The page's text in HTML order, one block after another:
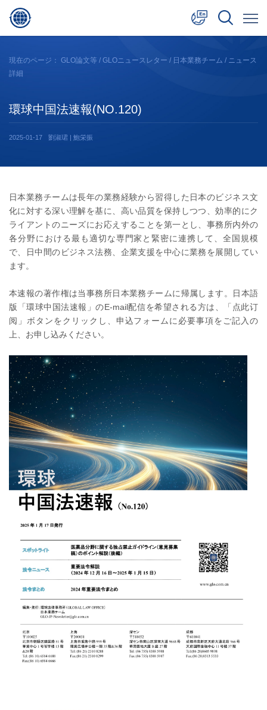
現在のページ： GLO論文等 / GLOニュースレター / 日本業務チーム / ニュース
詳細
環球中国法速報(NO.120)
2025-01-17 劉淑珺 | 鮑栄振
日本業務チームは長年の業務経験から習得した日本のビジネス文
化に対する深い理解を基に、高い品質を保持しつつ、効率的にク
ライアントのニーズにお応えすることを第一とし、事務所内外の
各分野における最も適切な専門家と緊密に連携して、全国規模
で、日中間のビジネス法務、企業支援を中心に業務を展開してい
ます。
本速報の著作権は当事務所日本業務チームに帰属します。日本語
版「環球中国法速報」のE-mail配信を希望される方は、「点此订
阅」ボタンをクリックし、申込フォームに必要事項をご記入の
上、お申し込みください。